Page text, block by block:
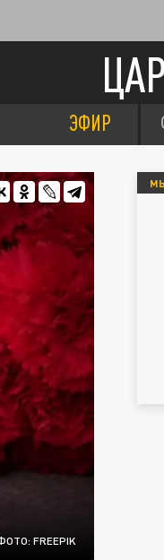
ЭФИР
FREEPIK